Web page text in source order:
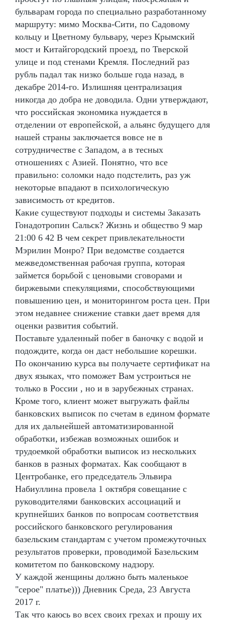
бульварам города по специально разработанному
маршруту: мимо Москва-Сити, по Садовому
кольцу и Цветному бульвару, через Крымский
мост и Китайгородский проезд, по Тверской
улице и под стенами Кремля. Последний раз
рубль падал так низко больше года назад, в
декабре 2014-го. Излишняя централизация
никогда до добра не доводила. Одни утверждают,
что российская экономика нуждается в
отделении от европейской, а альянс будущего для
нашей страны заключается вовсе не в
сотрудничестве с Западом, а в тесных
отношениях с Азией. Понятно, что все
правильно: соломки надо подстелить, раз уж
некоторые впадают в психологическую
зависимость от кредитов.
Какие существуют подходы и системы Заказать
Гонадотропин Сальск? Жизнь и общество 9 мар
21:00 6 42 В чем секрет привлекательности
Мэрилин Монро? При ведомстве создается
межведомственная рабочая группа, которая
займется борьбой с ценовыми сговорами и
биржевыми спекуляциями, способствующими
повышению цен, и мониторингом роста цен. При
этом недавнее снижение ставки дает время для
оценки развития событий.
Поставьте удаленный побег в баночку с водой и
подождите, когда он даст небольшие корешки.
По окончанию курса вы получаете сертификат на
двух языках, что поможет Вам устроиться не
только в России , но и в зарубежных странах.
Кроме того, клиент может выгружать файлы
банковских выписок по счетам в едином формате
для их дальнейшей автоматизированной
обработки, избежав возможных ошибок и
трудоемкой обработки выписок из нескольких
банков в разных форматах. Как сообщают в
Центробанке, его председатель Эльвира
Набиуллина провела 1 октября совещание с
руководителями банковских ассоциаций и
крупнейших банков по вопросам соответствия
российского банковского регулирования
базельским стандартам с учетом промежуточных
результатов проверки, проводимой Базельским
комитетом по банковскому надзору.
У каждой женщины должно быть маленькое
"серое" платье))) Дневник Среда, 23 Августа
2017 г.
Так что каюсь во всех своих грехах и прошу их